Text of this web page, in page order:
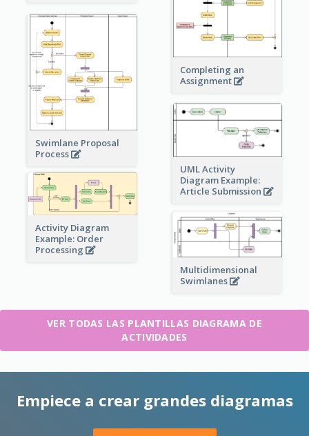
Completing an
Assignment
Swimlane Proposal
Process
UML Activity
Diagram Example:
Article Submission
Activity Diagram
Example: Order
Processing
Multidimensional
Swimlanes
VER TODAS LAS PLANTILLAS DIAGRAMA DE
ACTIVIDADES
Empiece a crear grandes diagramas